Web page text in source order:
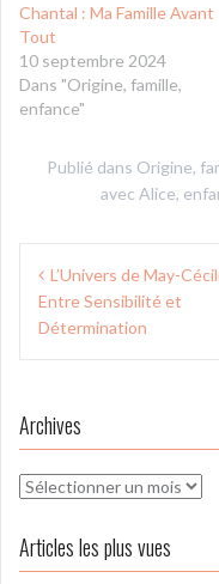
Chantal : Ma Famille Avant
Tout
10 septembre 2024
Dans "Origine, famille,
enfance"
Publié dans Origine,
avec Alice,
Navigation
de
l’article
L’Univers de May-
Entre Sensibilité et
Détermination
Archives
Archives
Articles les plus vues